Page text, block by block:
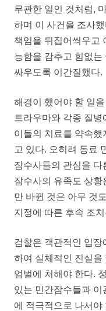
무관한 일인 것처럼,
하며 이 사건을 조사
책임을 뒤집어씌우고
능함을 감추고 힘없는
싸우도록 이간질했다.
해경이 했어야 할 일
트라우마와 각종 질
이들의 치료를 약속했
고 있다. 오히려 동료
잠수사들의 관심을 다
잠수사의 유족도 상황
만 바뀐 것은 아무 것
지정에 따른 후속 조
검찰은 객관적인 입
하여 실체적인 진실을
엄벌에 처해야 한다.
있는 민간잠수들과
에 적극적으로 나서야